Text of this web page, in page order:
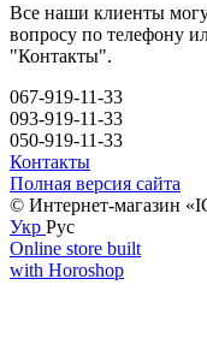
Все наши клиенты
вопросу по телефону
"Контакты".
067-919-11-33
093-919-11-33
050-919-11-33
Контакты
Полная версия сайта
© Интернет-магазин
Укр Рус
Online store built
with Horoshop